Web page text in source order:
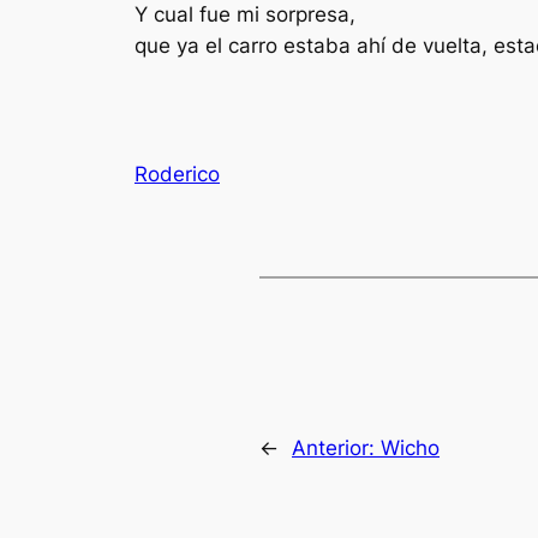
Y cual fue mi sorpresa,
que ya el carro estaba ahí de vuelta,
Roderico
← Anterior: Wicho